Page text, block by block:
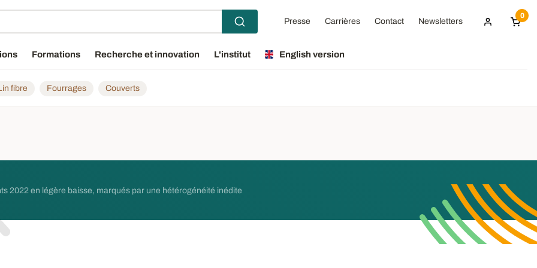
Presse Carrières Contact Newsletters
0
Formations Recherche et innovation L'institut English version
fibre Fourrages Couverts
2022 en légère baisse, marqués par une hétérogénéité inédite